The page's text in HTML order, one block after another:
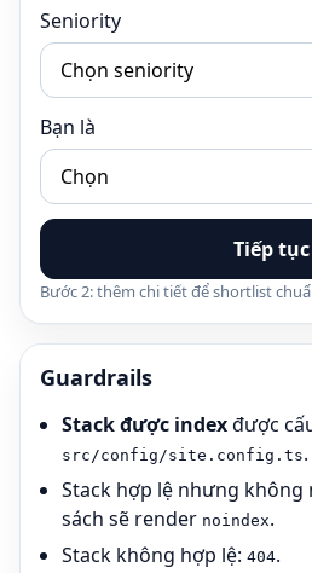
Seniority
Bạn là
Tiếp tục
Bước 2: thêm chi tiết để shortlist
Guardrails
Stack được indexđược
src/config/site.config.ts.
Stack hợp lệ nhưng
sách sẽ render noindex.
Stack không hợp lệ: 404.